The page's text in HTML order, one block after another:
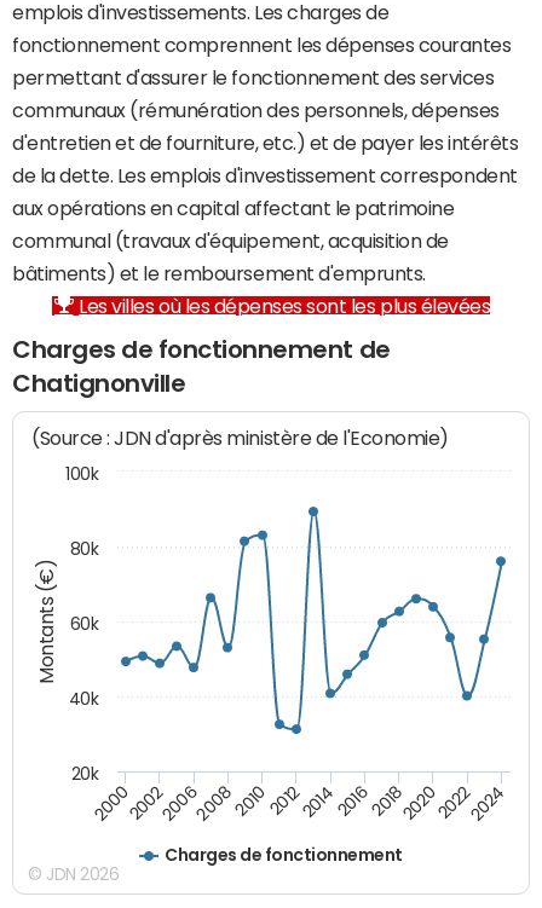
emplois d'investissements. Les charges de
fonctionnement comprennent les dépenses courantes
permettant d'assurer le fonctionnement des services
communaux (rémunération des personnels, dépenses
d'entretien et de fourniture, etc.) et de payer les intérêts
de la dette. Les emplois d'investissement correspondent
aux opérations en capital affectant le patrimoine
communal (travaux d'équipement, acquisition de
bâtiments) et le remboursement d'emprunts.
Les villes où les dépenses sont les plus élevées
Charges de fonctionnement de
Chatignonville
Montants (€)
(Source : JDN d'après ministère de l'Economie)
Charges de fonctionnement
200020022006200820102012201420162018202020222024
20k
40k
60k
80k
100k
© JDN 2026